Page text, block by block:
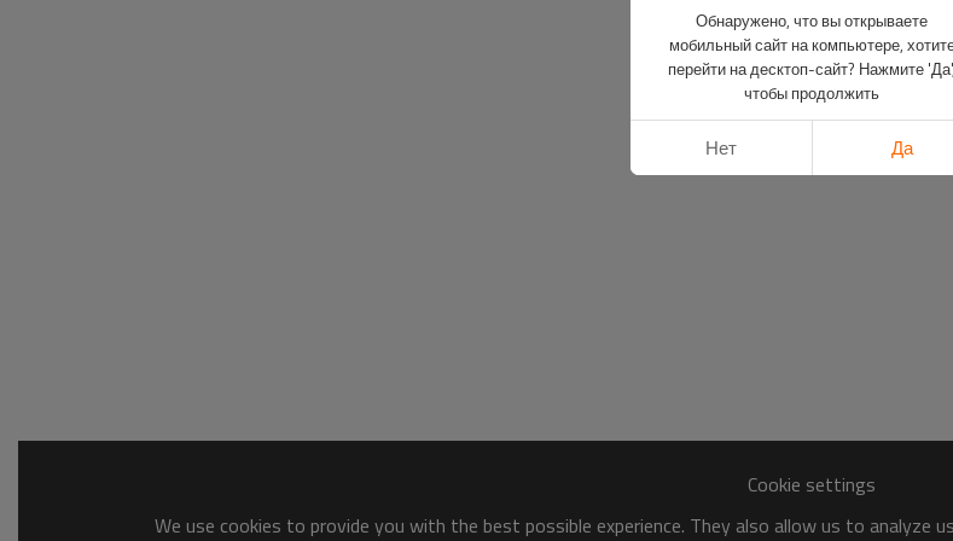
Cookie settings
We use cookies to provide you with the best possible experience. They also allow us to
Обнаружено, что вы открываете
мобильный сайт на компьютере,
перейти на десктоп-сайт? Нажмите 'Да',
чтобы продолжить
Нет Да